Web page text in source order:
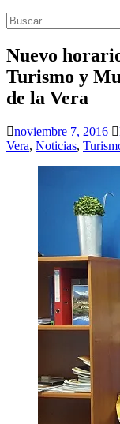
Buscar:
Nuevo
Turismo y
de la Vera
noviembre 7, 2016
Vera, Noticias,